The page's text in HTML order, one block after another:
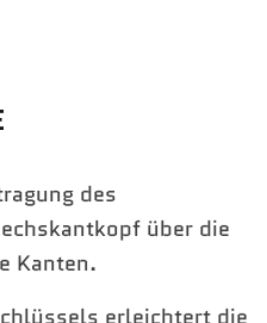
des
über die
Kanten.
erleichtert die